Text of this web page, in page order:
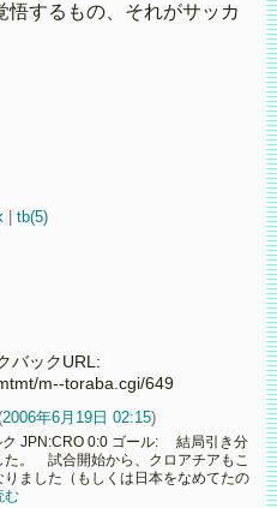
悟するもの、それがサッカ
| tb(5)
バックURL:
m--toraba.cgi/649
2006年6月19日 02:15)
ク JPN:CRO 0:0 ゴール: 結局引き分
た。 試合開始から、クロアチアもこ
ました（もしくは日本をなめてたの
む